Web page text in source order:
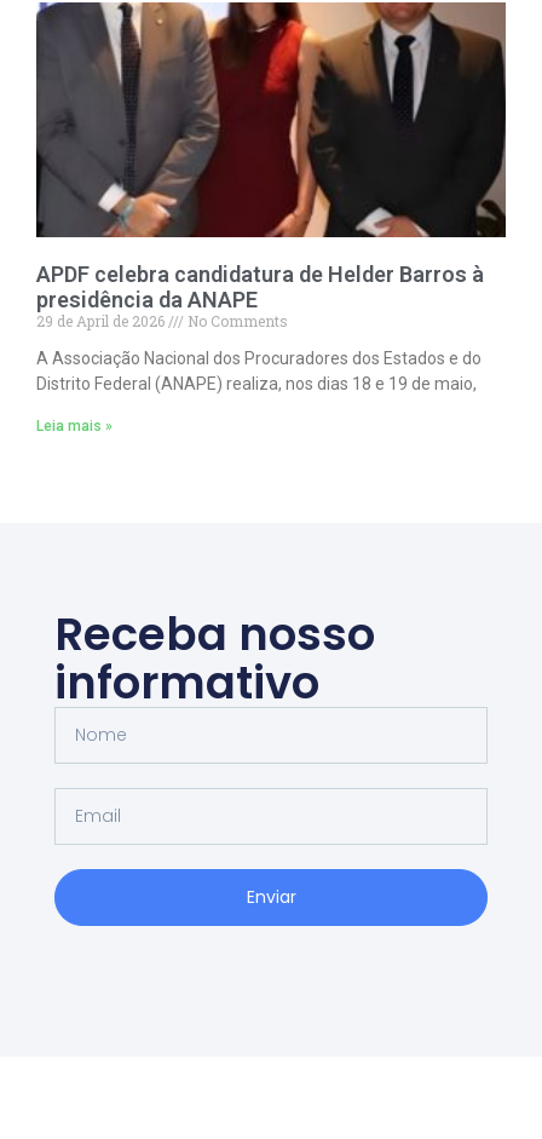
APDF celebra candidatura de Helder Barros à
presidência da ANAPE
29 de April de 2026
No Comments
A Associação Nacional dos Procuradores dos Estados e do
Distrito Federal (ANAPE) realiza, nos dias 18 e 19 de maio,
Leia mais »
Receba nosso
informativo
Enviar